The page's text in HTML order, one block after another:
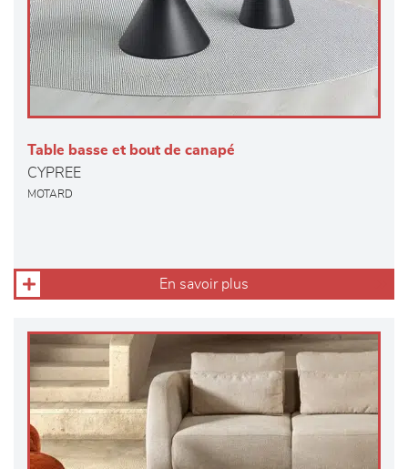
Table basse et bout de canapé
CYPREE
MOTARD
En savoir plus